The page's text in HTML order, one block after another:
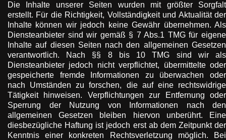
Die Inhalte unserer Seiten wurden mit größter
erstellt. Für die Richtigkeit, Vollständigkeit und Aktualität
Inhalte können wir jedoch keine Gewähr übernehmen.
Diensteanbieter sind wir gemäß § 7 Abs.1 TMG für
Inhalte auf diesen Seiten nach den allgemeinen
verantwortlich. Nach §§ 8 bis 10 TMG sind wir
Diensteanbieter jedoch nicht verpflichtet, übermittelte
gespeicherte fremde Informationen zu überwachen
nach Umständen zu forschen, die auf eine
Tätigkeit hinweisen. Verpflichtungen zur Entfernung
Sperrung der Nutzung von Informationen nach
allgemeinen Gesetzen bleiben hiervon unberührt.
diesbezügliche Haftung ist jedoch erst ab dem Zeitpunkt
Kenntnis einer konkreten Rechtsverletzung möglich.